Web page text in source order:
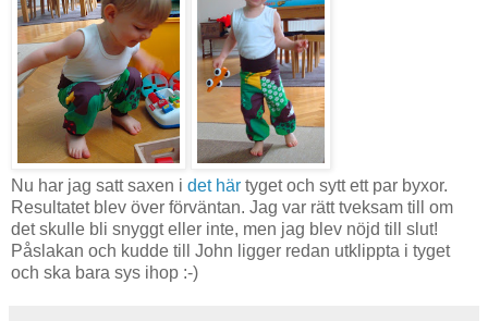
Nu har jag satt saxen i det här tyget och sytt ett par byxor.
Resultatet blev över förväntan. Jag var rätt tveksam till om
det skulle bli snyggt eller inte, men jag blev nöjd till slut!
Påslakan och kudde till John ligger redan utklippta i tyget
och ska bara sys ihop :-)